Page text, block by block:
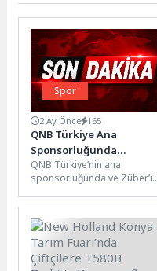
Spor
2 Ay Önce 165
QNB Türkiye Ana
Sponsorluğunda
Düzenlenen Tennis
Istanbul Open 2026 İş
Dünyasını Kortlarda
QNB Türkiye’nin ana
sponsorluğunda ve Züber’in
düzenlenen Tennis Istanbul
Open 2026, iş dünyasının
önde...